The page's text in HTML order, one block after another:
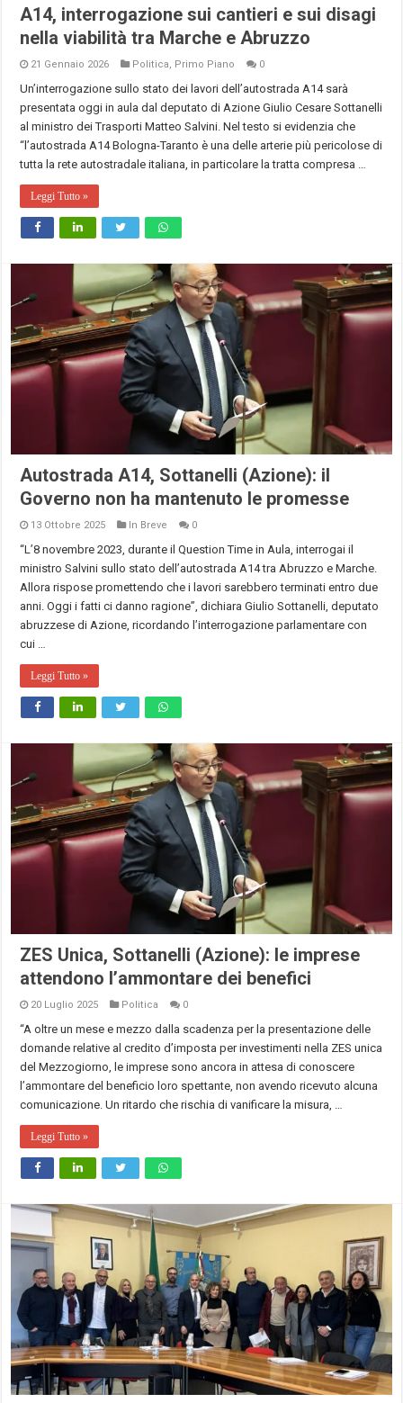
A14, interrogazione sui cantieri e sui disagi
nella viabilità tra Marche e Abruzzo
21 Gennaio 2026 Politica, Primo Piano 0
Un’interrogazione sullo stato dei lavori dell’autostrada A14 sarà
presentata oggi in aula dal deputato di Azione Giulio Cesare Sottanelli
al ministro dei Trasporti Matteo Salvini. Nel testo si evidenzia che
“l’autostrada A14 Bologna-Taranto è una delle arterie più pericolose di
tutta la rete autostradale italiana, in particolare la tratta compresa …
Leggi Tutto »
Autostrada A14, Sottanelli (Azione): il
Governo non ha mantenuto le promesse
13 Ottobre 2025 In Breve 0
“L’8 novembre 2023, durante il Question Time in Aula, interrogai il
ministro Salvini sullo stato dell’autostrada A14 tra Abruzzo e Marche.
Allora rispose promettendo che i lavori sarebbero terminati entro due
anni. Oggi i fatti ci danno ragione”, dichiara Giulio Sottanelli, deputato
abruzzese di Azione, ricordando l’interrogazione parlamentare con
cui …
Leggi Tutto »
ZES Unica, Sottanelli (Azione): le imprese
attendono l’ammontare dei benefici
20 Luglio 2025 Politica 0
“A oltre un mese e mezzo dalla scadenza per la presentazione delle
domande relative al credito d’imposta per investimenti nella ZES unica
del Mezzogiorno, le imprese sono ancora in attesa di conoscere
l’ammontare del beneficio loro spettante, non avendo ricevuto alcuna
comunicazione. Un ritardo che rischia di vanificare la misura, …
Leggi Tutto »